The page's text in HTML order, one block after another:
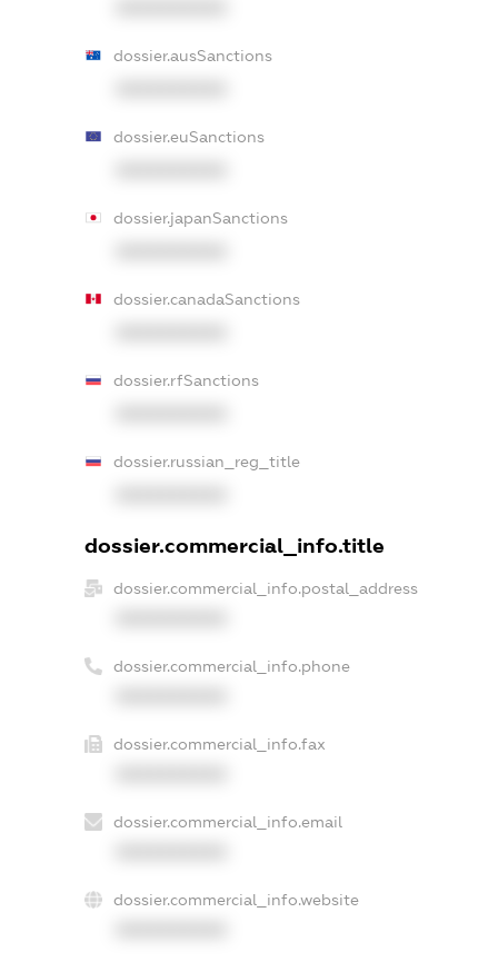
dossier.ausSanctions
dossier.euSanctions
dossier.japanSanctions
dossier.canadaSanctions
dossier.rfSanctions
dossier.russian_reg_title
dossier.commercial_info.title
dossier.commercial_info.postal_address
dossier.commercial_info.phone
dossier.commercial_info.fax
dossier.commercial_info.email
dossier.commercial_info.website